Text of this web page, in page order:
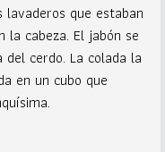
que estaban
cabeza. El jabón se
cerdo. La colada la
en un cubo que